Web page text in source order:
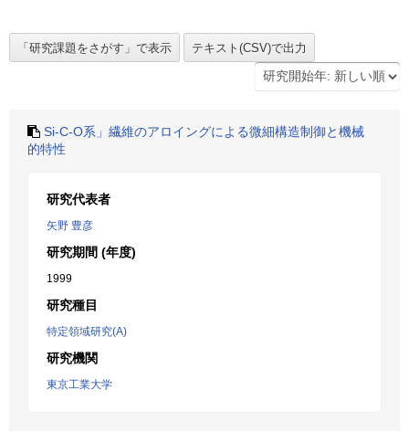
Si-C-O系」繊維のアロイングによる微細構造制御と機械
的特性
研究代表者
矢野 豊彦
研究期間 (年度)
1999
研究種目
特定領域研究(A)
研究機関
東京工業大学